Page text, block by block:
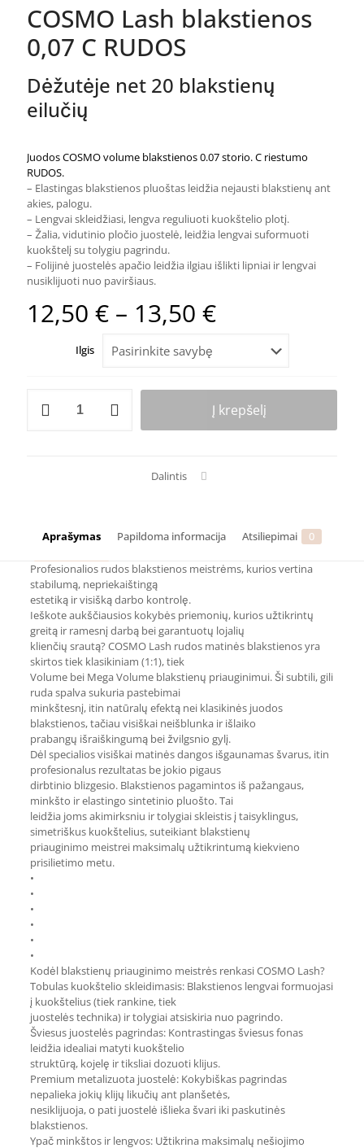
COSMO Lash blakstienos
0,07 C RUDOS
Dėžutėje net 20 blakstienų
eilučių
Juodos COSMO volume blakstienos 0.07 storio. C riestumo
RUDOS.
– Elastingas blakstienos pluoštas leidžia nejausti blakstienų ant
akies, palogu.
– Lengvai skleidžiasi, lengva reguliuoti kuokštelio plotį.
– Žalia, vidutinio pločio juostelė, leidžia lengvai suformuoti
kuokštelį su tolygiu pagrindu.
– Folijinė juostelės apačio leidžia ilgiau išlikti lipniai ir lengvai
nusiklijuoti nuo paviršiaus.
12,50 € – 13,50 €Price
12,50 €
through
13,50 €
Ilgis
Į krepšelį
Dalintis
Aprašymas Papildoma informacija Atsiliepimai 0
Profesionalios rudos blakstienos meistrėms, kurios vertina
stabilumą, nepriekaištingą
estetiką ir visišką darbo kontrolę.
Ieškote aukščiausios kokybės priemonių, kurios užtikrintų
greitą ir ramesnį darbą bei garantuotų lojalių
klienčių srautą? COSMO Lash rudos matinės blakstienos yra
skirtos tiek klasikiniam (1:1), tiek
Volume bei Mega Volume blakstienų priauginimui. Ši subtili, gili
ruda spalva sukuria pastebimai
minkštesnį, itin natūralų efektą nei klasikinės juodos
blakstienos, tačiau visiškai neišblunka ir išlaiko
prabangų išraiškingumą bei žvilgsnio gylį.
Dėl specialios visiškai matinės dangos išgaunamas švarus, itin
profesionalus rezultatas be jokio pigaus
dirbtinio blizgesio. Blakstienos pagamintos iš pažangaus,
minkšto ir elastingo sintetinio pluošto. Tai
leidžia joms akimirksniu ir tolygiai skleistis į taisyklingus,
simetriškus kuokštelius, suteikiant blakstienų
priauginimo meistrei maksimalų užtikrintumą kiekvieno
prisilietimo metu.
•
•
•
•
•
•
Kodėl blakstienų priauginimo meistrės renkasi COSMO Lash?
Tobulas kuokštelio skleidimasis: Blakstienos lengvai formuojasi
į kuokštelius (tiek rankine, tiek
juostelės technika) ir tolygiai atsiskiria nuo pagrindo.
Šviesus juostelės pagrindas: Kontrastingas šviesus fonas
leidžia idealiai matyti kuokštelio
struktūrą, kojelę ir tiksliai dozuoti klijus.
Premium metalizuota juostelė: Kokybiškas pagrindas
nepalieka jokių klijų likučių ant planšetės,
nesiklijuoja, o pati juostelė išlieka švari iki paskutinės
blakstienos.
Ypač minkštos ir lengvos: Užtikrina maksimalų nešiojimo